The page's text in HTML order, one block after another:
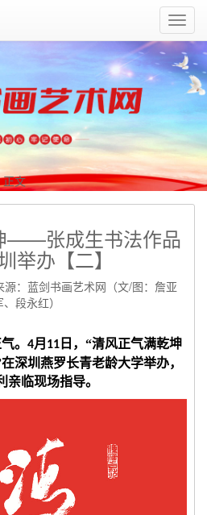
文
——张成生书法作品
举办【二】
：蓝剑书画艺术网（文/图：詹亚
、段永红）
。 4月 11 日，“清风正气满乾坤
深圳燕罗长青老龄大学举办，
临现场指导。